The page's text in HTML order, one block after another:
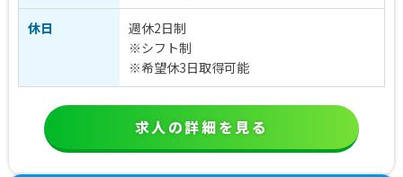
休日
週休2日制
※シフト制
※希望休3日取得可能
求人の詳細を見る